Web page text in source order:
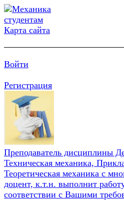
Карта сайта
Войти
Регистрация
Преподаватель дисциплины
Техническая механика,
Теоретическая механика с
доцент, к.т.н. выполнит
соответствии с Вашими